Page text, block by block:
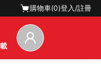
購物車(0)登入/註冊